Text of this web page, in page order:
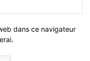
dans ce navigateur